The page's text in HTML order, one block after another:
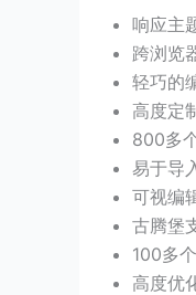
响应主
跨浏览
轻巧的
高度定
800多
易于导
可视编
古腾堡
100多
高度优